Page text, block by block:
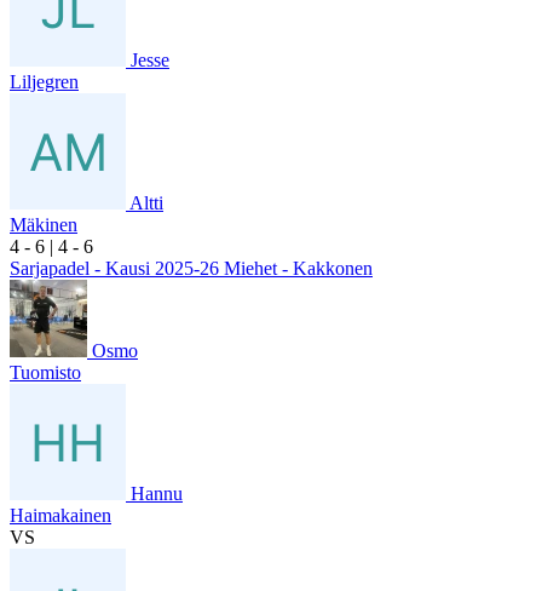
Jesse
Liljegren
Altti
Mäkinen
4 - 6 | 4 - 6
Sarjapadel - Kausi 2025-26 Miehet - Kakkonen
Osmo
Tuomisto
Hannu
Haimakainen
VS